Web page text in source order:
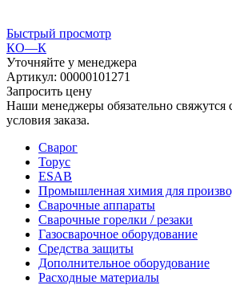
Быстрый просмотр
КО—К
Уточняйте у менеджера
Артикул: 00000101271
Запросить цену
Наши менеджеры обязательно свяжутся
условия заказа.
Сварог
Торус
ESAB
Промышленная химия для
Сварочные аппараты
Сварочные горелки / резаки
Газосварочное оборудование
Средства защиты
Дополнительное оборудование
Расходные материалы